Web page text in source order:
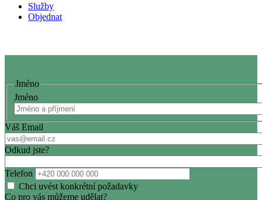
Služby
Objednat
Jméno
Jméno
Váš Email
Odkud jste?
Telefon
Chci uvést konkrétní požadavky
Co pro vás můžeme udělat?